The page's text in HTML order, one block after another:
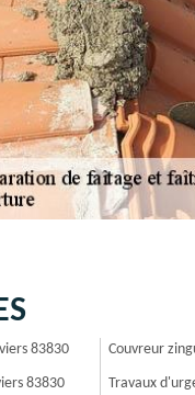
83830
83830
Couvreur
Travaux